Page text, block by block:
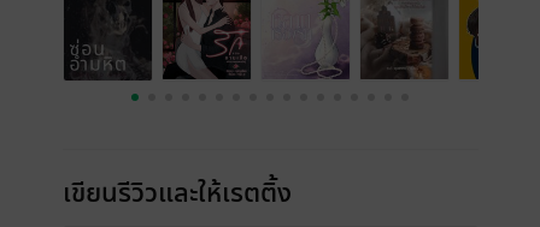
เขียนรีวิวและให้เรตติ้ง